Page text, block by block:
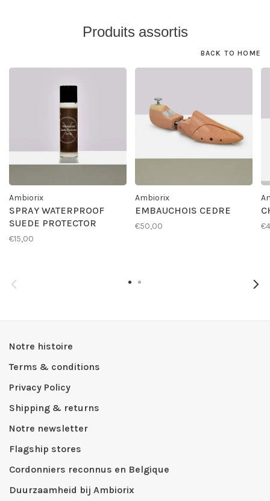
Produits assortis
BACK TO HOME
Ambiorix
SPRAY WATERPROOF
SUEDE PROTECTOR
€15,00
Ambiorix
EMBAUCHOIS CEDRE
€50,00
Notre histoire
Terms & conditions
Privacy Policy
Shipping & returns
Notre newsletter
Flagship stores
Cordonniers reconnus en Belgique
Duurzaamheid bij Ambiorix